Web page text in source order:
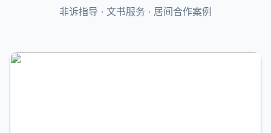
非诉指导 · 文书服务 · 居间合作案例